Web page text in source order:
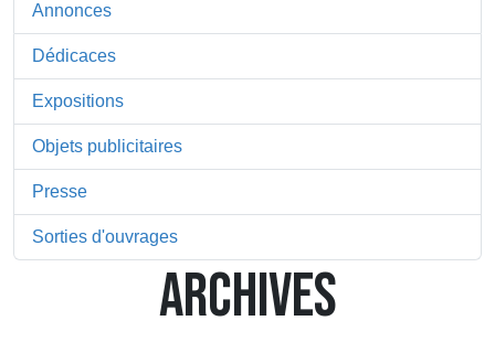
Annonces
Dédicaces
Expositions
Objets publicitaires
Presse
Sorties d'ouvrages
ARCHIVES